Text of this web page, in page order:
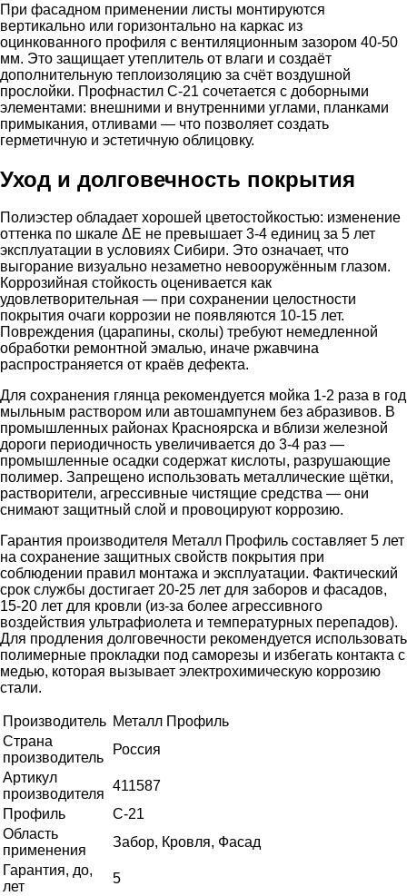
При фасадном применении листы монтируются
вертикально или горизонтально на каркас из
оцинкованного профиля с вентиляционным зазором 40-50
мм. Это защищает утеплитель от влаги и создаёт
дополнительную теплоизоляцию за счёт воздушной
прослойки. Профнастил С-21 сочетается с доборными
элементами: внешними и внутренними углами, планками
примыкания, отливами — что позволяет создать
герметичную и эстетичную облицовку.
Уход и долговечность покрытия
Полиэстер обладает хорошей цветостойкостью: изменение
оттенка по шкале ΔE не превышает 3-4 единиц за 5 лет
эксплуатации в условиях Сибири. Это означает, что
выгорание визуально незаметно невооружённым глазом.
Коррозийная стойкость оценивается как
удовлетворительная — при сохранении целостности
покрытия очаги коррозии не появляются 10-15 лет.
Повреждения (царапины, сколы) требуют немедленной
обработки ремонтной эмалью, иначе ржавчина
распространяется от краёв дефекта.
Для сохранения глянца рекомендуется мойка 1-2 раза в год
мыльным раствором или автошампунем без абразивов. В
промышленных районах Красноярска и вблизи железной
дороги периодичность увеличивается до 3-4 раз —
промышленные осадки содержат кислоты, разрушающие
полимер. Запрещено использовать металлические щётки,
растворители, агрессивные чистящие средства — они
снимают защитный слой и провоцируют коррозию.
Гарантия производителя Металл Профиль составляет 5 лет
на сохранение защитных свойств покрытия при
соблюдении правил монтажа и эксплуатации. Фактический
срок службы достигает 20-25 лет для заборов и фасадов,
15-20 лет для кровли (из-за более агрессивного
воздействия ультрафиолета и температурных перепадов).
Для продления долговечности рекомендуется использовать
полимерные прокладки под саморезы и избегать контакта с
медью, которая вызывает электрохимическую коррозию
стали.
Производитель Металл Профиль
Страна
производитель
Россия
Артикул
производителя
411587
Профиль
С-21
Область
применения
Забор, Кровля, Фасад
Гарантия, до,
лет
5